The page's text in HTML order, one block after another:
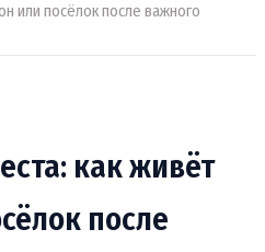
или посёлок после важного
как живёт
после